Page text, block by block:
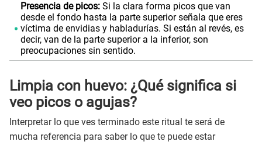
Presencia de picos:Si la clara forma picos que van
desde el fondo hasta la parte superior señala que eres
víctima de envidias y habladurías. Si están al revés, es
decir, van de la parte superior a la inferior, son
preocupaciones sin sentido.
Limpia con huevo: ¿Qué significa si
veo picos o agujas?
Interpretar lo que ves terminado este ritual te será de
mucha referencia para saber lo que te puede estar